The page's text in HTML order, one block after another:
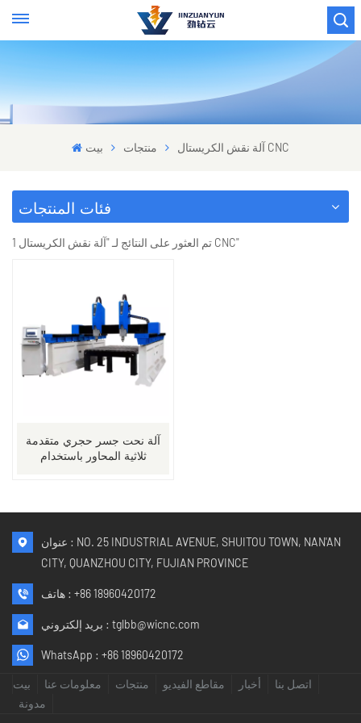
بيت منتجات آلة نقش الكريستال CNC
فئات المنتجات
1 تم العثور على النتائج لـ "آلة نقش الكريستال CNC"
آلة نحت جسر حجري متقدمة
ثلاثية المحاور باستخدام
عنوان : NO. 25 INDUSTRIAL AVENUE, SHUITOU TOWN, NAN'AN
CITY, QUANZHOU CITY, FUJIAN PROVINCE
هاتف : +86 18960420172
بريد إلكتروني : tglbb@wicnc.com
WhatsApp : +86 18960420172
بيت معلومات عنا منتجات مقاطع الفيديو أخبار
اتصل بنا
مدونة